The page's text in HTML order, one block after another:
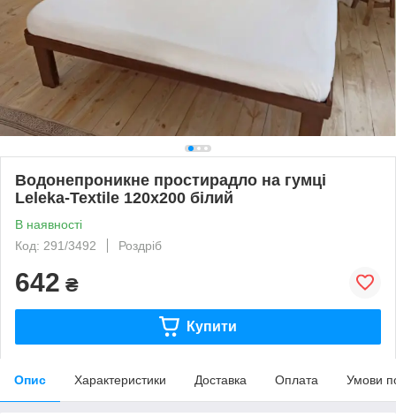
Водонепроникне простирадло на гумці
Leleka-Textile 120х200 білий
В наявності
Код: 291/3492
Роздріб
642 ₴
Купити
Опис Характеристики Доставка Оплата Умови